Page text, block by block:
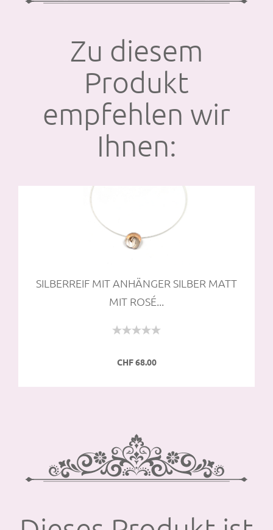
Zu diesem
Produkt
empfehlen wir
Ihnen:
SIL­BER­REIF MIT AN­HÄN­GER SIL­BER MATT
MIT ROSÉ...
CHF 68.00